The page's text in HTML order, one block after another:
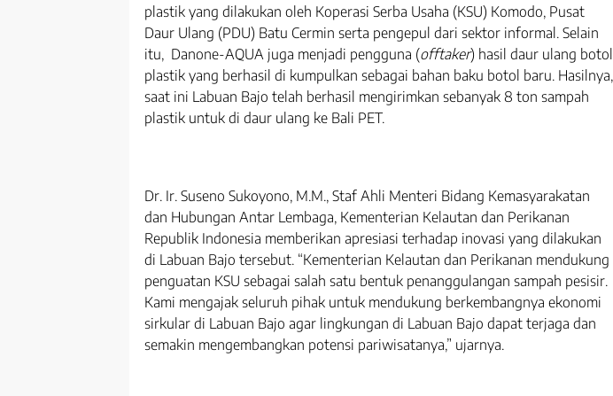
plastik yang dilakukan oleh Koperasi Serba Usaha (KSU) Komodo, Pusat
Daur Ulang (PDU) Batu Cermin serta pengepul dari sektor informal. Selain
itu, Danone-AQUA juga menjadi pengguna (offtaker) hasil daur ulang botol
plastik yang berhasil di kumpulkan sebagai bahan baku botol baru. Hasilnya,
saat ini Labuan Bajo telah berhasil mengirimkan sebanyak 8 ton sampah
plastik untuk di daur ulang ke Bali PET.
Dr. Ir. Suseno Sukoyono, M.M., Staf Ahli Menteri Bidang Kemasyarakatan
dan Hubungan Antar Lembaga, Kementerian Kelautan dan Perikanan
Republik Indonesia memberikan apresiasi terhadap inovasi yang dilakukan
di Labuan Bajo tersebut. “Kementerian Kelautan dan Perikanan mendukung
penguatan KSU sebagai salah satu bentuk penanggulangan sampah pesisir.
Kami mengajak seluruh pihak untuk mendukung berkembangnya ekonomi
sirkular di Labuan Bajo agar lingkungan di Labuan Bajo dapat terjaga dan
semakin mengembangkan potensi pariwisatanya,” ujarnya.